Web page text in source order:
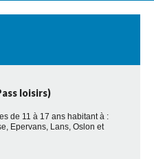
loisirs)
de 11 à 17 ans habitant à :
Epervans, Lans, Oslon et